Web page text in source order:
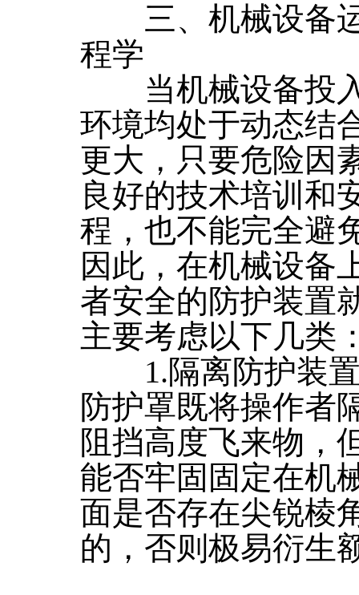
三、机械设备运
程学
当机械设备投入
环境均处于动态结
更大，只要危险因
良好的技术培训和
程，也不能完全避
因此，在机械设备
者安全的防护装置
主要考虑以下几类
1.隔离防护装
防护罩既将操作者
阻挡高度飞来物，
能否牢固固定在机
面是否存在尖锐棱
的，否则极易衍生